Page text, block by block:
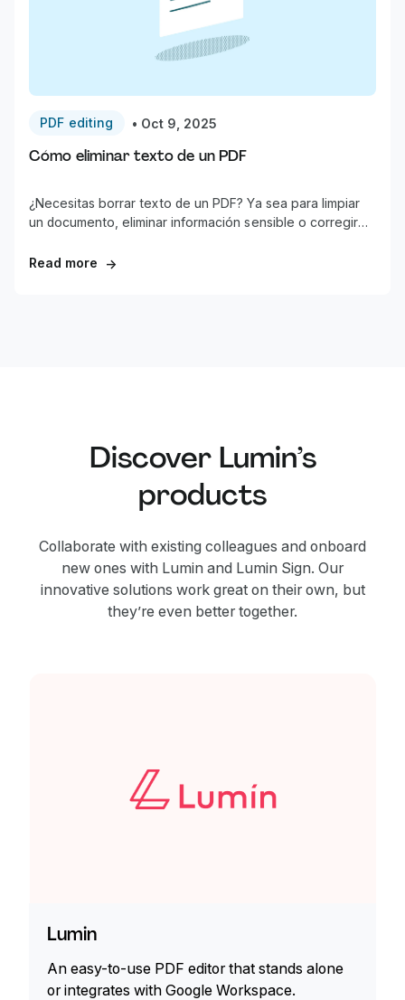
PDF editing • Oct 9, 2025
Cómo eliminar texto de un PDF
¿Necesitas borrar texto de un PDF? Ya sea para limpiar
un documento, eliminar información sensible o corregir
eliminar texto de cualquier PDF.
Read more →
Discover Lumin’s
products
Collaborate with existing colleagues and onboard
new ones with Lumin and Lumin Sign. Our
innovative solutions work great on their own, but
they’re even better together.
Lumin
An easy-to-use PDF editor that stands alone
or integrates with Google Workspace.